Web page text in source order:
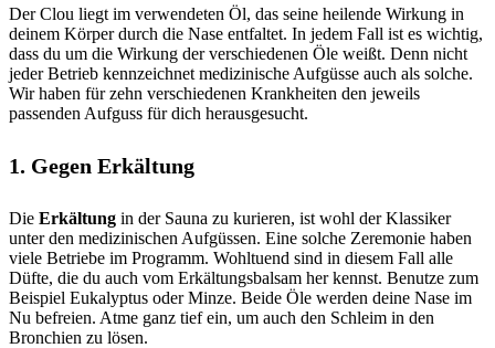
Der Clou liegt im verwendeten Öl, das seine heilende Wirkung in
deinem Körper durch die Nase entfaltet. In jedem Fall ist es wichtig,
dass du um die Wirkung der verschiedenen Öle weißt. Denn nicht
jeder Betrieb kennzeichnet medizinische Aufgüsse auch als solche.
Wir haben für zehn verschiedenen Krankheiten den jeweils
passenden Aufguss für dich herausgesucht.
1. Gegen Erkältung
Die Erkältung in der Sauna zu kurieren, ist wohl der Klassiker
unter den medizinischen Aufgüssen. Eine solche Zeremonie haben
viele Betriebe im Programm. Wohltuend sind in diesem Fall alle
Düfte, die du auch vom Erkältungsbalsam her kennst. Benutze zum
Beispiel Eukalyptus oder Minze. Beide Öle werden deine Nase im
Nu befreien. Atme ganz tief ein, um auch den Schleim in den
Bronchien zu lösen.